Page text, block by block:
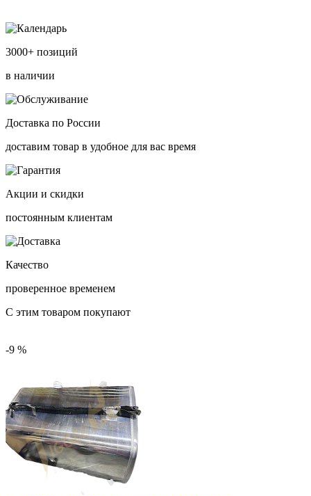
3000+ позиций
в наличии
Доставка по России
доставим товар в удобное для вас время
Акции и скидки
постоянным клиентам
Качество
проверенное временем
С этим товаром покупают
-9 %